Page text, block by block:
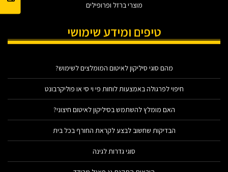
מוצרי ברזל ופרופילים
טיפים ומידע שימושי
מהם סוגי סיליקון לאיטום המומלצים לשימוש?
חיפוי לפרגולה באמצעות לוחות פי וי סי או פוליקרבונט
האם מומלץ להשתמש בסיליקון לאיטום חיצוני?
הבדיקות שחשוב לבצע לקראת החורף בכל בית
סוגי גדרות לגינה